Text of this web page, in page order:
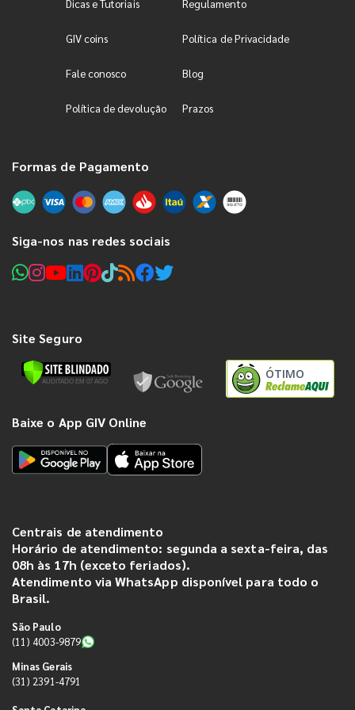
Dicas e Tutoriais Regulamento
GIV coins Política de Privacidade
Fale conosco Blog
Política de devolução Prazos
Formas de Pagamento
Siga-nos nas redes sociais
Site Seguro
ÓTIMO
Baixe o App GIV Online
Centrais de atendimento
Horário de atendimento: segunda a sexta-feira, das
08h às 17h (exceto feriados).
Atendimento via WhatsApp disponível para todo o
Brasil.
São Paulo
(11) 4003-9879
Minas Gerais
(31) 2391-4791